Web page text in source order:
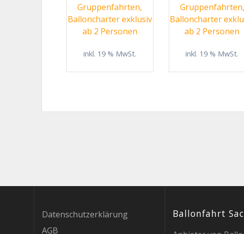
war:
1.380,00 €1.320,00 €.
Gruppenfahrten,
Balloncharter exklusiv
ab 2 Personen
inkl. 19 % MwSt.
war:
Gruppenfahrten,
Balloncharter
ab 2 Personen
inkl. 19 % MwSt.
Datenschutzerklärung
AGB
Ballonfahrt